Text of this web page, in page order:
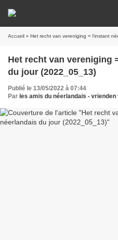
Accueil » Het recht van vereniging = l'instant
Het recht van vereniging
du jour (2022_05_13)
Publié le 13/05/2022 à 07:44
Par les amis du néerlandais -